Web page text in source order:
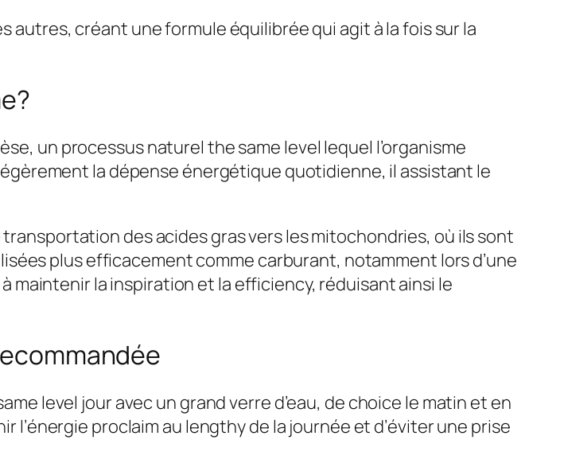
créant une formule équilibrée qui agit à la fois sur la
un processus naturel the same level lequel l’organisme
la dépense énergétique quotidienne, il assistant le
des acides gras vers les mitochondries, où ils sont
plus efficacement comme carburant, notamment lors d’une
maintenir la inspiration et la efficiency, réduisant ainsi le
level jour avec un grand verre d’eau, de choice le matin et en
proclaim au lengthy de la journée et d’éviter une prise